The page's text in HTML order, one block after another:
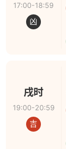
17:00-18:59
凶
戌时
19:00-20:59
吉